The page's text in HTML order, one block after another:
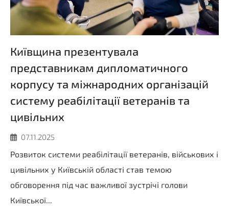
Київщина презентувала
представникам дипломатичного
корпусу та міжнародних організацій
систему реабілітації ветеранів та
цивільних
07.11.2025
Розвиток системи реабілітації ветеранів, військових і
цивільних у Київській області став темою
обговорення під час важливої зустрічі голови
Київської...